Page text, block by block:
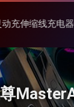
、氮化镓、3C多设备同时充